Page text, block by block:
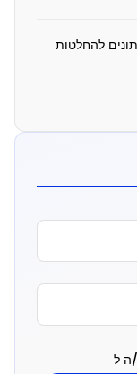
להחלטות
ה ל